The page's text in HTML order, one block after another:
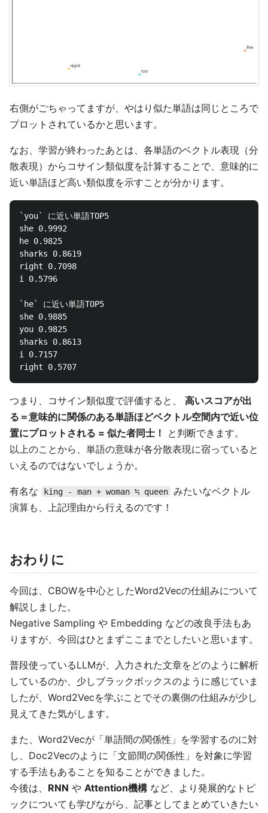
右側がごちゃってますが、やはり似た単語は同じところで
プロットされているかと思います。
なお、学習が終わったあとは、各単語のベクトル表現（分
散表現）からコサイン類似度を計算することで、意味的に
近い単語ほど高い類似度を示すことが分かります。
`you` に近い単語TOP5
she 0.9992
he 0.9825
sharks 0.8619
right 0.7098
i 0.5796
`he` に近い単語TOP5
she 0.9885
you 0.9825
sharks 0.8613
i 0.7157
つまり、コサイン類似度で評価すると、 高いスコアが出
る＝意味的に関係のある単語ほどベクトル空間内で近い位
置にプロットされる = 似た者同士！
と判断できます。
以上のことから、単語の意味が各分散表現に宿っていると
いえるのではないでしょうか。
有名な king - man + woman ≒ queen みたいなベクトル
演算も、上記理由から行えるのです！
おわりに
今回は、CBOWを中心としたWord2Vecの仕組みについて
解説しました。
Negative Sampling や Embedding などの改良手法もあ
りますが、今回はひとまずここまでとしたいと思います。
普段使っているLLMが、入力された文章をどのように解析
しているのか、少しブラックボックスのように感じていま
したが、Word2Vecを学ぶことでその裏側の仕組みが少し
見えてきた気がします。
また、Word2Vecが「単語間の関係性」を学習するのに対
し、Doc2Vecのように「文節間の関係性」を対象に学習
する手法もあることを知ることができました。
今後は、 RNN や Attention機構 など、より発展的なトピ
ックについても学びながら、記事としてまとめていきたい